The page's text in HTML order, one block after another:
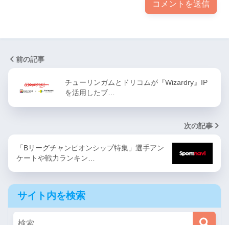
前の記事
チューリンガムとドリコムが『Wizardry』IP
を活用したブ…
次の記事
「Bリーグチャンピオンシップ特集」選手アン
ケートや戦力ランキン…
サイト内を検索